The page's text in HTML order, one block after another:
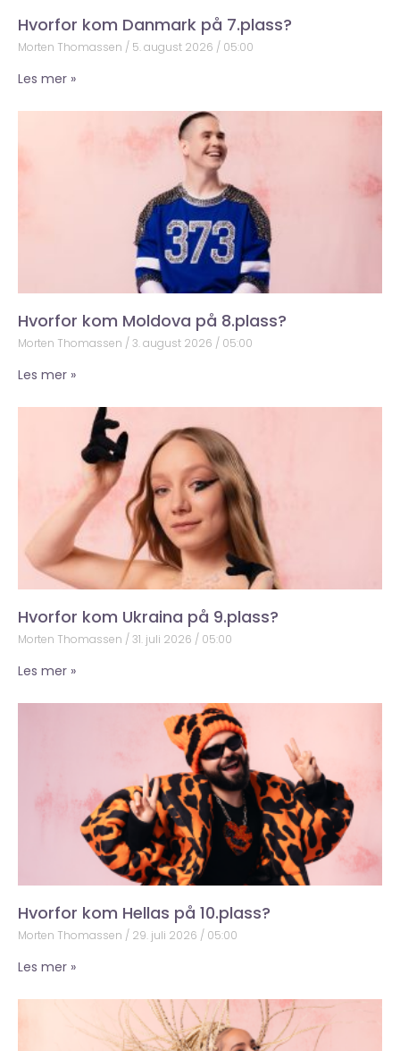
Hvorfor kom Danmark på 7.plass?
Morten Thomassen 5. august 2026 05:00
Les mer »
Hvorfor kom Moldova på 8.plass?
Morten Thomassen 3. august 2026 05:00
Les mer »
Hvorfor kom Ukraina på 9.plass?
Morten Thomassen 31. juli 2026 05:00
Les mer »
Hvorfor kom Hellas på 10.plass?
Morten Thomassen 29. juli 2026 05:00
Les mer »